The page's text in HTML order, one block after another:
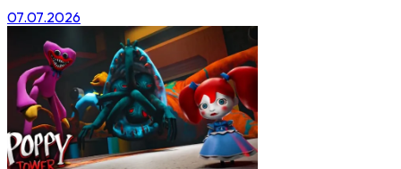
07.07.2026